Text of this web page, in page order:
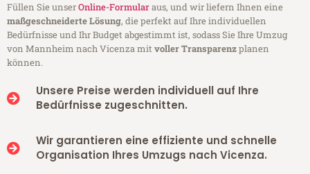
Füllen Sie unserOnline-Formularaus, und wir liefern Ihnen eine
maßgeschneiderte Lösung, die perfekt auf Ihre individuellen
Bedürfnisse und Ihr Budget abgestimmt ist, sodass Sie Ihre Umzug
von Mannheim nach Vicenza mitvoller Transparenzplanen
können.
Unsere Preise werden individuell auf Ihre
Bedürfnisse zugeschnitten.
Wir garantieren eine effiziente und schnelle
Organisation Ihres Umzugs nach Vicenza.